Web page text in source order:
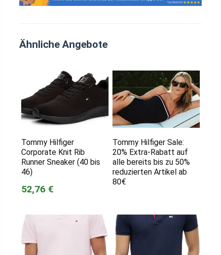
Ähnliche Angebote
Tommy Hilfiger
Corporate Knit Rib
Runner Sneaker (40 bis
46)
52,76 €
Tommy Hilfiger Sale:
20% Extra-Rabatt auf
alle bereits bis zu 50%
reduzierten Artikel ab
80€